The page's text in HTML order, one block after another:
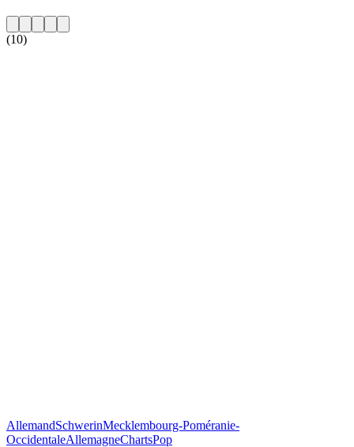
(10)
AllemandSchwerinMecklembourg-Poméranie-
OccidentaleAllemagneChartsPop